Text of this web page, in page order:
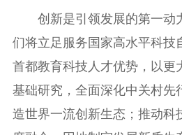
创新是引领发展的第一动
们将立足服务国家高水平科技
首都教育科技人才优势，以更
基础研究，全面深化中关村先
造世界一流创新生态；推动科